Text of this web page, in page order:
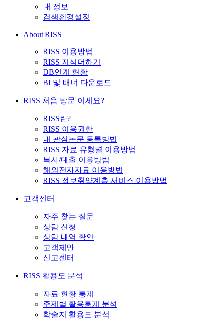
내 정보
검색환경설정
About RISS
RISS 이용방법
RISS 지식더하기
DB연계 현황
BI 및 배너 다운로드
RISS 처음 방문 이세요?
RISS란?
RISS 이용권한
내 관심논문 등록방법
RISS 자료 유형별 이용방법
복사/대출 이용방법
해외전자자료 이용방법
RISS 정보취약계층 서비스 이용방법
고객센터
자주 찾는 질문
상담 신청
상담 내역 확인
고객제안
신고센터
RISS 활용도 분석
자료 현황 통계
주제별 활용통계 분석
학술지 활용도 분석